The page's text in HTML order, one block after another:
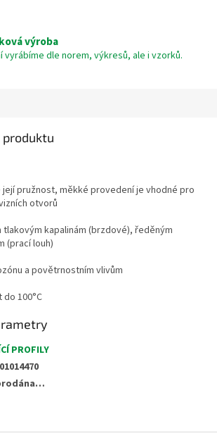
výroba
vyrábíme dle norem, výkresů, ale i vzorků.
produktu
její pružnost, měkké provedení je vhodné pro
otvorů
tlakovým kapalinám (brzdové), ředěným
(prací louh)
a povětrnostním vlivům
100°C
PROFILY